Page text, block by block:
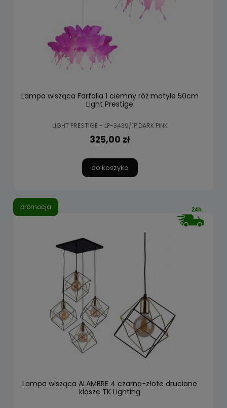
Lampa wisząca Farfalla 1 ciemny róż motyle 50cm
Light Prestige
LIGHT PRESTIGE - LP-3439/1P DARK PINK
325,00 zł
do koszyka
Lampa wisząca ALAMBRE 4 czarno-złote druciane
klosze TK Lighting
promocja